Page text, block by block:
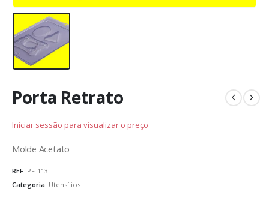
Porta Retrato
Iniciar sessão para visualizar o preço
Molde Acetato
REF: PF-113
Categoria: Utensílios